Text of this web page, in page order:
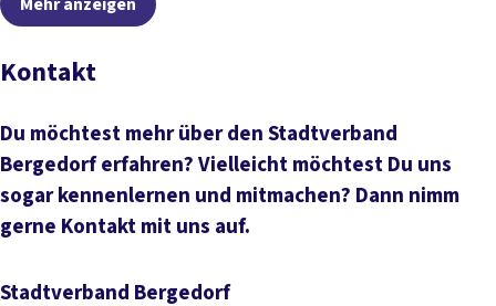
Kontakt
Du möchtest mehr über den Stadtverband
Bergedorf erfahren? Vielleicht möchtest Du uns
sogar kennenlernen und mitmachen? Dann nimm
gerne Kontakt mit uns auf.
Stadtverband Bergedorf